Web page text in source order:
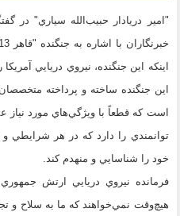
"امير دريادار حبيب‌الله سياري" در
اينکه اين جنگنده، نيروي دريايي
اين جنگنده ساخته و پرداخته
است که قطعاً با ويژگي‌هاي مورد نياز
توانمندي را دارد که در هر شرايطي
خود را شناسايي و منهدم کند.
فرمانده نيروي دريايي ارتش جمهوري
هيچ‌وقت نمي‌خواهند که ما به سلاح و